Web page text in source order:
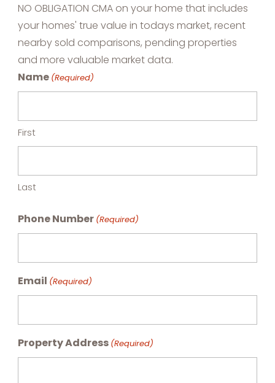
NO OBLIGATION CMA on your home that includes
your homes' true value in todays market, recent
nearby sold comparisons, pending properties
and more valuable market data.
Name (Required)
First
Last
Phone Number (Required)
Email (Required)
Property Address (Required)